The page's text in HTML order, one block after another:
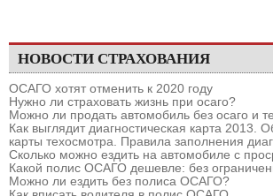
НОВОСТИ СТРАХОВАНИЯ
ОСАГО хотят отменить к 2020 году
Нужно ли страховать жизнь при осаго?
Можно ли продать автомобиль без осаго и
Как выглядит диагностическая карта 2013.
карты техосмотра. Правила заполнения
Сколько можно ездить на автомобиле с
Какой полис ОСАГО дешевле: без
Можно ли ездить без полиса ОСАГО?